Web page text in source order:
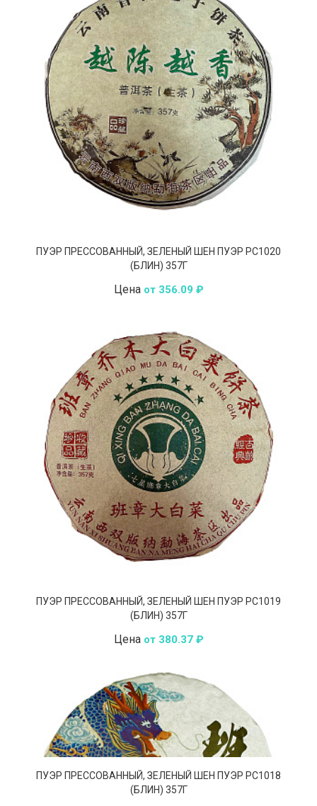
ПУЭР ПРЕССОВАННЫЙ, ЗЕЛЕНЫЙ ШЕН ПУЭР РС1020
(БЛИН) 357Г
Цена от 356.09 ₽
ПУЭР ПРЕССОВАННЫЙ, ЗЕЛЕНЫЙ ШЕН ПУЭР РС1019
(БЛИН) 357Г
Цена от 380.37 ₽
ПУЭР ПРЕССОВАННЫЙ, ЗЕЛЕНЫЙ ШЕН ПУЭР РС1018
(БЛИН) 357Г